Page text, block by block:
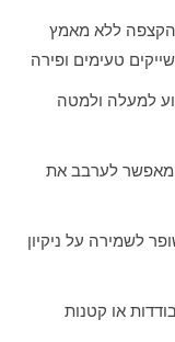
ללא מאמץ
טעימים ופירה
למעלה ולמטה
לערבב את
לשמירה על ניקיון